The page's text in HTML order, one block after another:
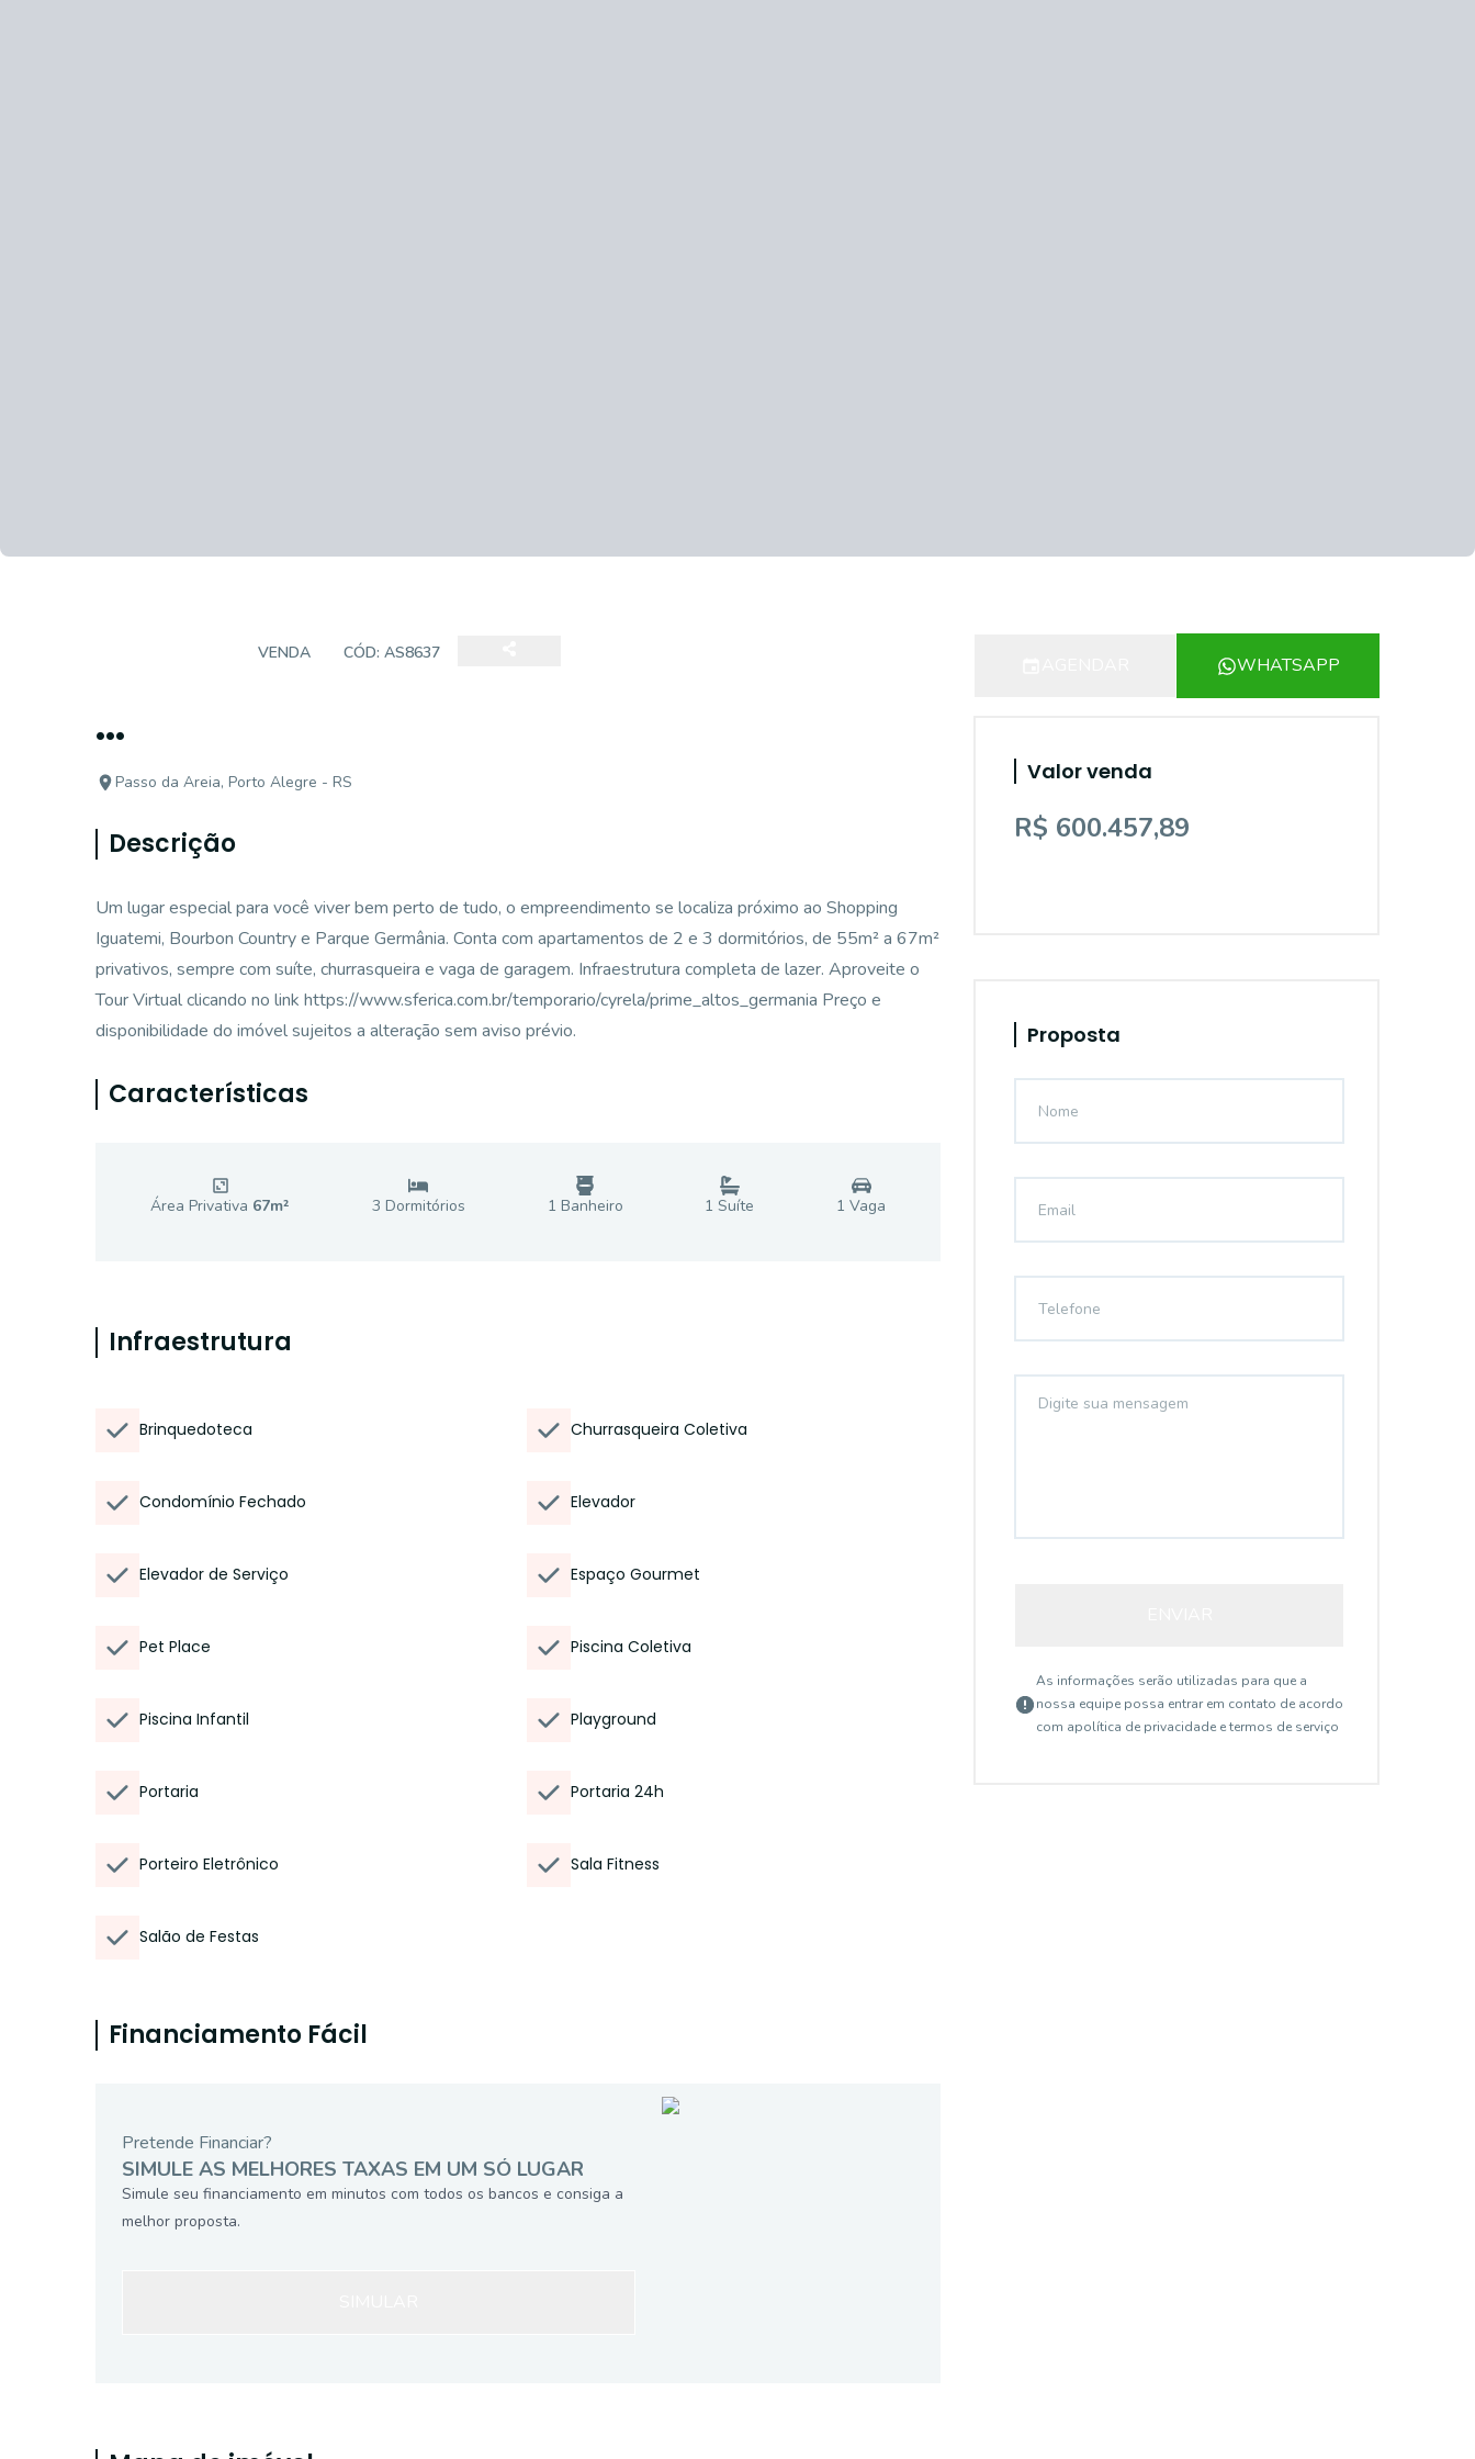
VENDA CÓD: AS8637
...
Passo da Areia, Porto Alegre - RS
Descrição
Um lugar especial para você viver bem perto de tudo, o empreendimento se localiza próximo ao Shopping
Iguatemi, Bourbon Country e Parque Germânia. Conta com apartamentos de 2 e 3 dormitórios, de 55m² a 67m²
privativos, sempre com suíte, churrasqueira e vaga de garagem. Infraestrutura completa de lazer. Aproveite o
Tour Virtual clicando no link https://www.sferica.com.br/temporario/cyrela/prime_altos_germania Preço e
disponibilidade do imóvel sujeitos a alteração sem aviso prévio.
Características
Área Privativa 67m² 3 Dormitórios 1 Banheiro 1 Suíte 1 Vaga
Infraestrutura
Brinquedoteca Churrasqueira Coletiva
Condomínio Fechado Elevador
Elevador de Serviço Espaço Gourmet
Pet Place Piscina Coletiva
Piscina Infantil Playground
Portaria Portaria 24h
Porteiro Eletrônico Sala Fitness
Salão de Festas
Financiamento Fácil
Pretende Financiar?
SIMULE AS MELHORES TAXAS EM UM SÓ LUGAR
Simule seu financiamento em minutos com todos os bancos e consiga a
melhor proposta.
WHATSAPP
Valor venda
R$ 600.457,89
Proposta
As informações serão utilizadas para que a
nossa equipe possa entrar em contato de acordo
com apolítica de privacidade e termos de serviço